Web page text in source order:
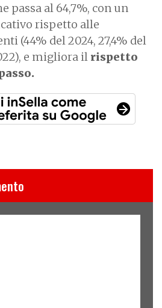
passa al 64,7%, con un
rispetto alle
(44% del 2024, 27,4% del
e migliora il rispetto